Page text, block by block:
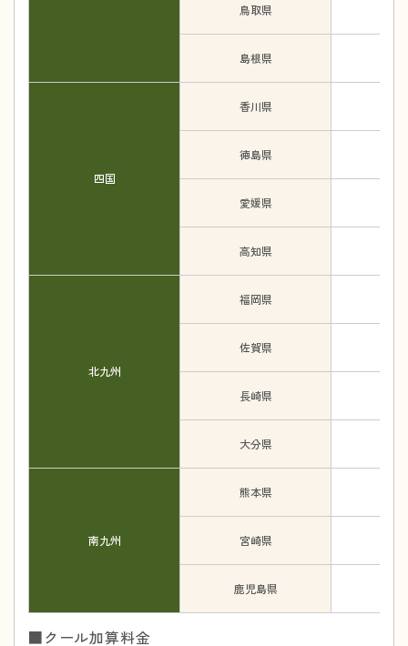
鳥取県
島根県
四国
香川県
徳島県
愛媛県
高知県
北九州
福岡県
佐賀県
長崎県
大分県
南九州
熊本県
宮崎県
鹿児島県
■クール加算料金